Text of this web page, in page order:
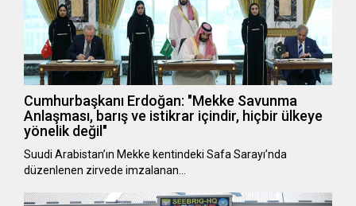
Cumhurbaşkanı Erdoğan: "Mekke Savunma
Anlaşması, barış ve istikrar içindir, hiçbir ülkeye
yönelik değil"
Suudi Arabistan’ın Mekke kentindeki Safa Sarayı’nda
düzenlenen zirvede imzalanan…